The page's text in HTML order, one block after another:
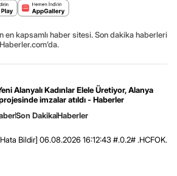
en kapsamlı haber sitesi. Son dakika haberleri
Alanyalı Kadınlar Elele Üretiyor, Alanya
imzalar atıldı - Haberler
Son DakikaHaberler
Bildir] 06.08.2026 16:12:43 #.0.2# .HCFOK.